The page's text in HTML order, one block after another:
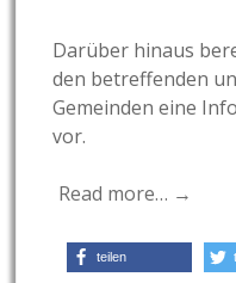
Darüber hinaus
den betreffenden
Gemeinden eine
vor.
Read more… →
teilen